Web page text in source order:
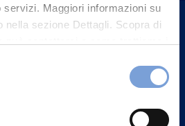
servizi. Maggiori informazioni su
nella sezione Dettagli. Scopra di
sito nella sezione "Informativa